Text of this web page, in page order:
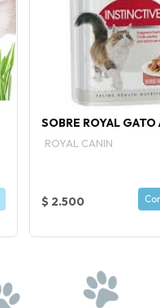
SOBRE ROYAL
ROYAL CANIN
$ 2.500